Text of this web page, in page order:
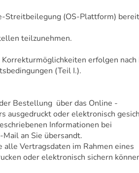
Streitbeilegung (OS-Plattform)
teilzunehmen.
erfolgen nach
(Teil I.).
Bestellung über das Online -
ausgedruckt oder elektronisch
Informationen bei
an Sie übersandt.
Vertragsdaten im Rahmen eines
oder elektronisch sichern